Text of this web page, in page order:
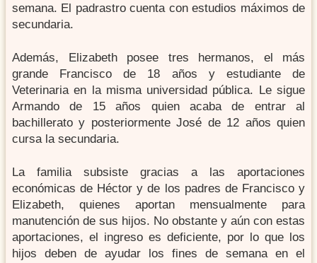
semana. El padrastro cuenta con estudios máximos de
secundaria.
Además, Elizabeth posee tres hermanos, el más
grande Francisco de 18 años y estudiante de
Veterinaria en la misma universidad pública. Le sigue
Armando de 15 años quien acaba de entrar al
bachillerato y posteriormente José de 12 años quien
cursa la secundaria.
La familia subsiste gracias a las aportaciones
económicas de Héctor y de los padres de Francisco y
Elizabeth, quienes aportan mensualmente para
manutención de sus hijos. No obstante y aún con estas
aportaciones, el ingreso es deficiente, por lo que los
hijos deben de ayudar los fines de semana en el